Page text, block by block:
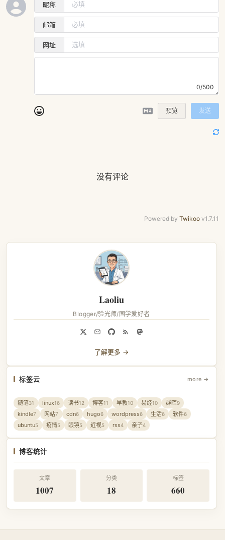
昵称
邮箱
网址
0/500
预览 发送
没有评论
Powered by Twikoo v1.7.11
Laoliu
Blogger/验光师/国学爱好者
了解更多 →
标签云 more →
随笔31 linux16 读书12 博客11 早教10 易经10 群晖9
kindle7 网站7 cdn6 hugo6 wordpress6 生活6 软件6
ubuntu5 疫情5 眼镜5 近视5 rss4 亲子4
博客统计
文章
1007
分类
18
标签
660